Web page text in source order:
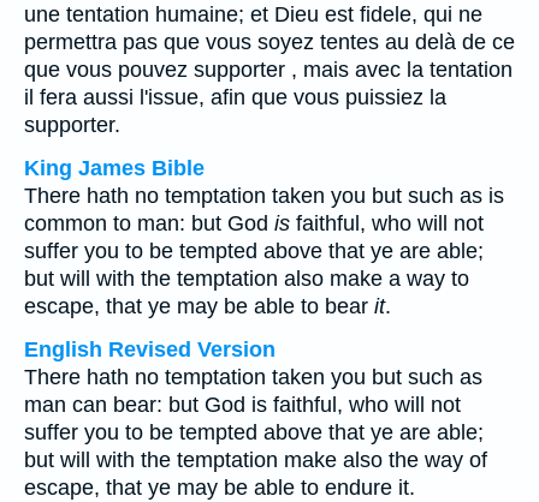
une tentation humaine; et Dieu est fidele, qui ne
permettra pas que vous soyez tentes au delà de ce
que vous pouvez supporter , mais avec la tentation
il fera aussi l'issue, afin que vous puissiez la
supporter.
King James Bible
There hath no temptation taken you but such as is
common to man: but God is faithful, who will not
suffer you to be tempted above that ye are able;
but will with the temptation also make a way to
escape, that ye may be able to bear it.
English Revised Version
There hath no temptation taken you but such as
man can bear: but God is faithful, who will not
suffer you to be tempted above that ye are able;
but will with the temptation make also the way of
escape, that ye may be able to endure it.